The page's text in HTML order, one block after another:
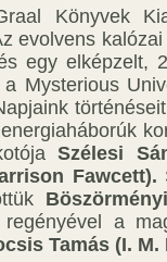
Könyvek
evolvens
egy elképzelt,
Mysterious
Szélesi
Fawcett).
a
Tamás (I. M.